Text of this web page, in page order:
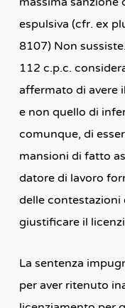
espulsiva (cfr. ex
8107) Non
112 c.p.c.
affermato di avere
e non quello di
comunque, di
mansioni di fatto
datore di lavoro
delle contestazioni
giustificare il
La sentenza
per aver ritenuto